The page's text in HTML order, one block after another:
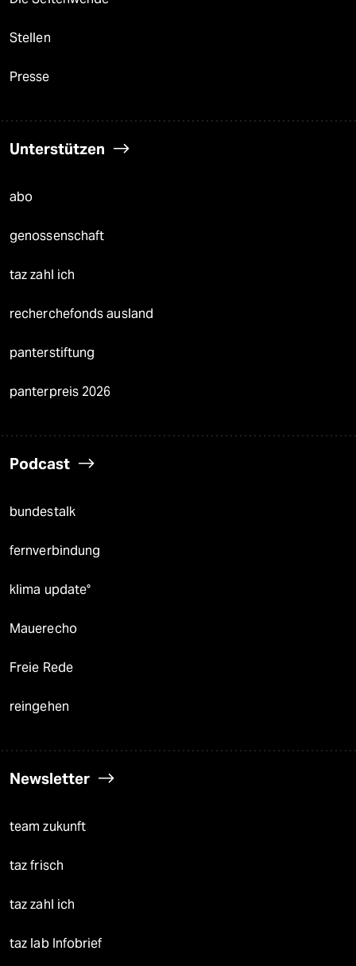
Stellen
Presse
Unterstützen
abo
genossenschaft
taz zahl ich
recherchefonds ausland
panterstiftung
panterpreis 2026
Podcast
bundestalk
fernverbindung
klima update°
Mauerecho
Freie Rede
reingehen
Newsletter
team zukunft
taz frisch
taz zahl ich
taz lab Infobrief